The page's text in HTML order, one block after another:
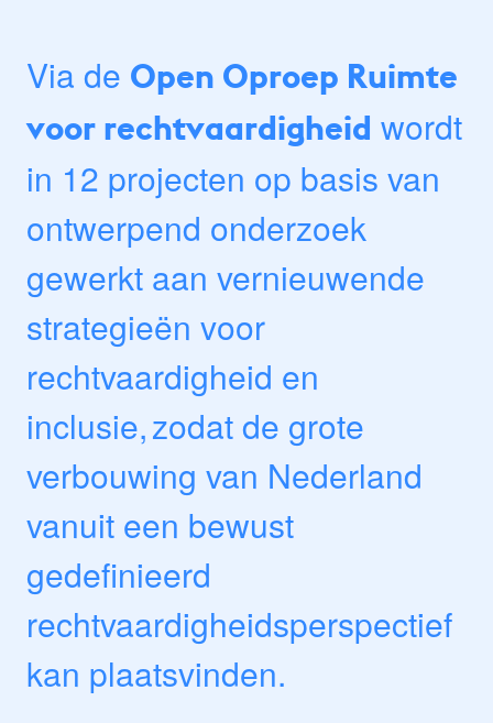
Via de Open Oproep Ruimte
voor rechtvaardigheid wordt
in 12 projecten op basis van
ontwerpend onderzoek
gewerkt aan vernieuwende
strategieën voor
rechtvaardigheid en
inclusie, zodat de grote
verbouwing van Nederland
vanuit een bewust
gedefinieerd
rechtvaardigheidsperspectief
kan plaatsvinden.